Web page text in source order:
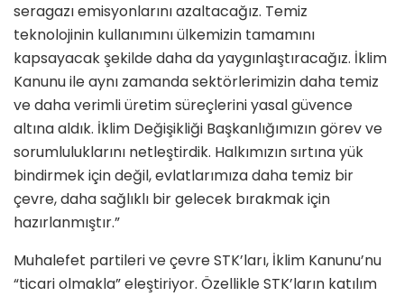
seragazı emisyonlarını azaltacağız. Temiz
teknolojinin kullanımını ülkemizin tamamını
kapsayacak şekilde daha da yaygınlaştıracağız. İklim
Kanunu ile aynı zamanda sektörlerimizin daha temiz
ve daha verimli üretim süreçlerini yasal güvence
altına aldık. İklim Değişikliği Başkanlığımızın görev ve
sorumluluklarını netleştirdik. Halkımızın sırtına yük
bindirmek için değil, evlatlarımıza daha temiz bir
çevre, daha sağlıklı bir gelecek bırakmak için
hazırlanmıştır.”
Muhalefet partileri ve çevre STK’ları, İklim Kanunu’nu
“ticari olmakla” eleştiriyor. Özellikle STK’ların katılım